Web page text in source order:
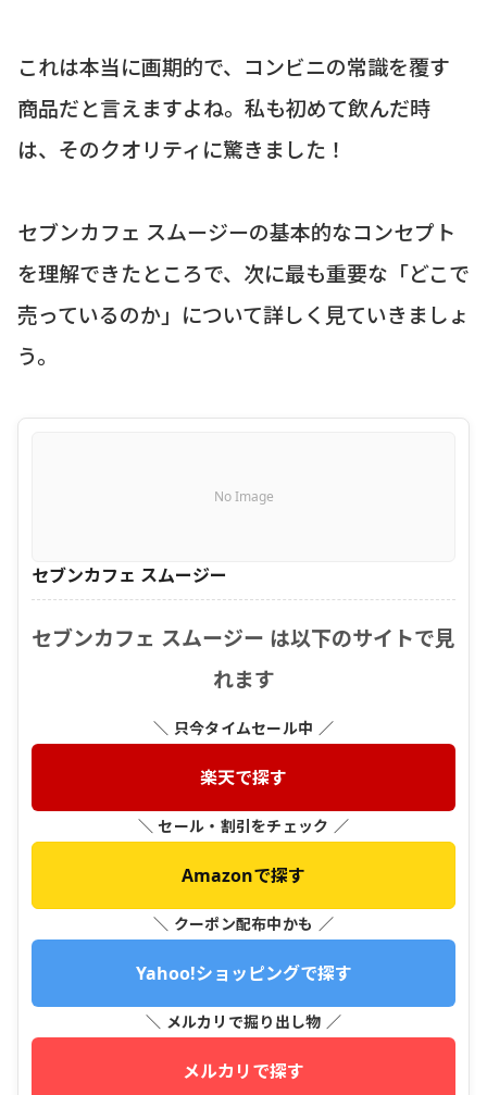
これは本当に画期的で、コンビニの常識を覆す
商品だと言えますよね。私も初めて飲んだ時
は、そのクオリティに驚きました！
セブンカフェ スムージーの基本的なコンセプト
を理解できたところで、次に最も重要な「どこで
売っているのか」について詳しく見ていきましょ
う。
No Image
セブンカフェ スムージー
セブンカフェ スムージー は以下のサイトで見
れます
＼ 只今タイムセール中 ／
楽天で探す
＼ セール・割引をチェック ／
Amazonで探す
＼ クーポン配布中かも ／
Yahoo!ショッピングで探す
＼ メルカリで掘り出し物 ／
メルカリで探す